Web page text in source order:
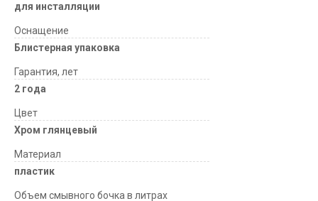
для инсталляции
Оснащение
Блистерная упаковка
Гарантия, лет
2 года
Цвет
Хром глянцевый
Материал
пластик
Объем смывного бочка в литрах